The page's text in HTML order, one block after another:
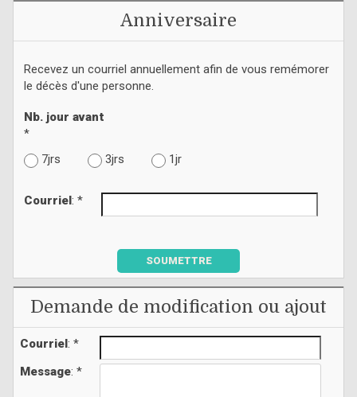
Anniversaire
Recevez un courriel annuellement afin de vous remémorer
le décès d'une personne.
Nb. jour avant
*
7jrs
3jrs 1jr
Courriel : *
SOUMETTRE
Demande de modification ou ajout
Courriel: *
Message: *